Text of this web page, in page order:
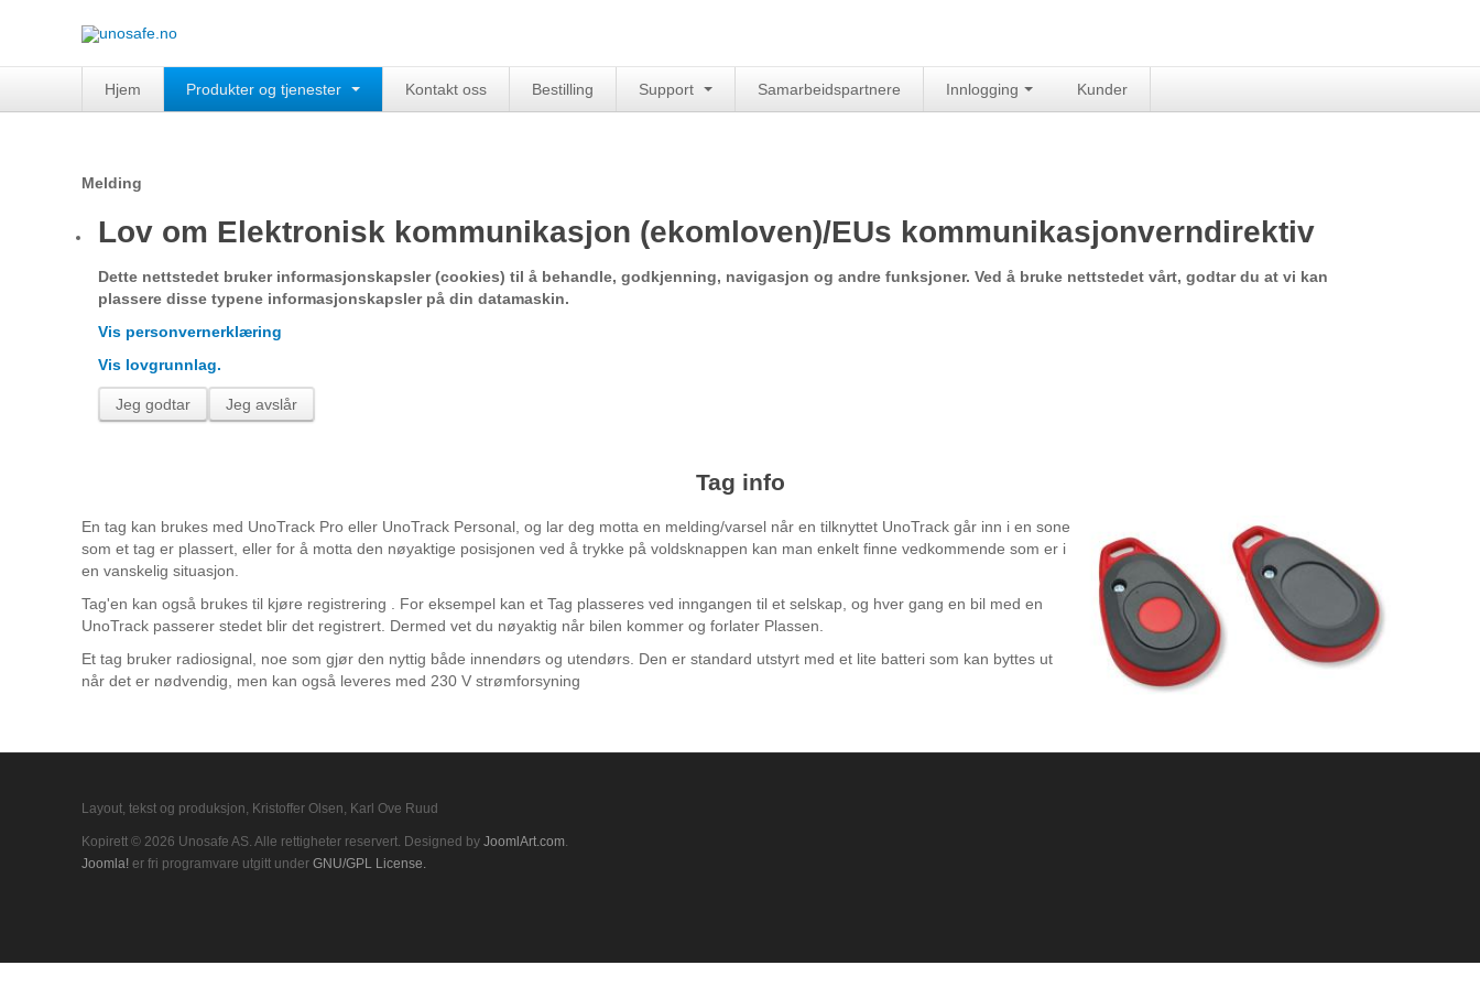
Hjem Produkter og tjenester Kontakt oss Bestilling Support Samarbeidspartnere Innlogging Kunder
Melding
Lov om Elektronisk kommunikasjon (ekomloven)/EUs kommunikasjonverndirektiv
Dette nettstedet bruker informasjonskapsler (cookies) til å behandle, godkjenning, navigasjon og andre funksjoner. Ved å bruke nettstedet vårt, godtar du at vi kan
plassere disse typene informasjonskapsler på din datamaskin.
Vis personvernerklæring
Vis lovgrunnlag.
Jeg godtar Jeg avslår
Tag info
En tag kan brukes med UnoTrack Pro eller UnoTrack Personal, og lar deg motta en melding/varsel når en tilknyttet UnoTrack går inn i en sone
som et tag er plassert, eller for å motta den nøyaktige posisjonen ved å trykke på voldsknappen kan man enkelt finne vedkommende som er i
en vanskelig situasjon.
Tag'en kan også brukes til kjøre registrering . For eksempel kan et Tag plasseres ved inngangen til et selskap, og hver gang en bil med en
UnoTrack passerer stedet blir det registrert. Dermed vet du nøyaktig når bilen kommer og forlater Plassen.
Et tag bruker radiosignal, noe som gjør den nyttig både innendørs og utendørs. Den er standard utstyrt med et lite batteri som kan byttes ut
når det er nødvendig, men kan også leveres med 230 V strømforsyning
Layout, tekst og produksjon, Kristoffer Olsen, Karl Ove Ruud
Kopirett © 2026 Unosafe AS. Alle rettigheter reservert. Designed by JoomlArt.com
Joomla! er fri programvare utgitt under GNU/GPL License.